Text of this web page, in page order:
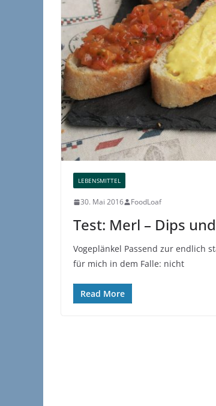
LEBENSMITTEL
30. Mai 2016 FoodLoaf
Test: Merl – Dips
Vogeplänkel Passend zur endlich
für mich in dem Falle: nicht
Read More